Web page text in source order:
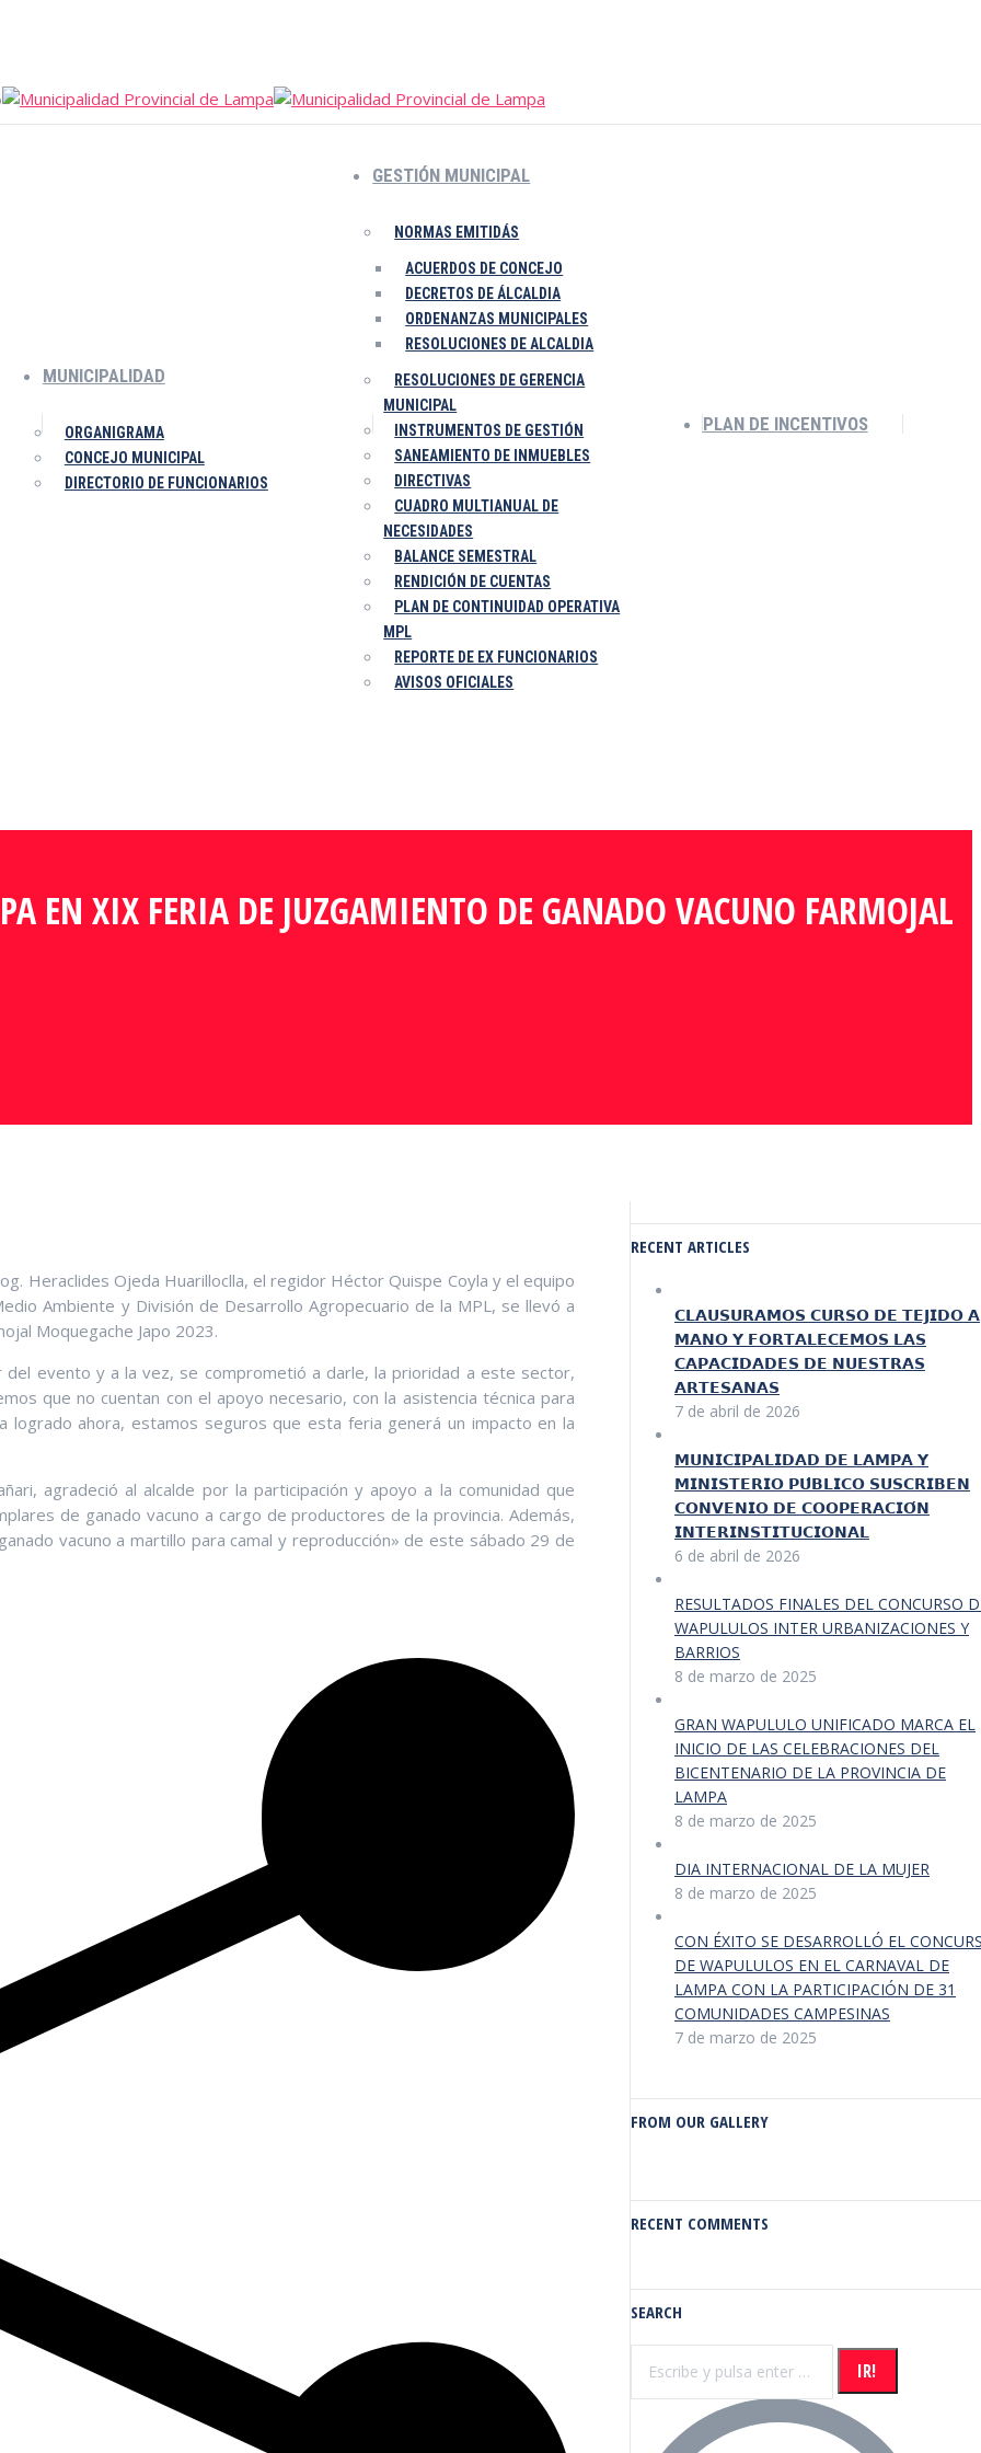
MUNICIPALIDAD
ORGANIGRAMA
CONCEJO MUNICIPAL
DIRECTORIO DE FUNCIONARIOS
GESTIÓN MUNICIPAL
NORMAS EMITIDÁS
ACUERDOS DE CONCEJO
DECRETOS DE ÁLCALDIA
ORDENANZAS MUNICIPALES
RESOLUCIONES DE ALCALDIA
RESOLUCIONES DE GERENCIA
MUNICIPAL
INSTRUMENTOS DE GESTIÓN
SANEAMIENTO DE INMUEBLES
DIRECTIVAS
CUADRO MULTIANUAL DE
NECESIDADES
BALANCE SEMESTRAL
RENDICIÓN DE CUENTAS
PLAN DE CONTINUIDAD OPERATIVA
MPL
REPORTE DE EX FUNCIONARIOS
AVISOS OFICIALES
PLAN DE INCENTIVOS
EN XIX FERIA DE JUZGAMIENTO DE GANADO VACUNO FARMOJAL
Heraclides Ojeda Huarilloclla, el regidor Héctor Quispe Coyla y el equipo
Ambiente y División de Desarrollo Agropecuario de la MPL, se llevó a
Moquegache Japo 2023.
evento y a la vez, se comprometió a darle, la prioridad a este sector,
que no cuentan con el apoyo necesario, con la asistencia técnica para
ahora, estamos seguros que esta feria generá un impacto en la
agradeció al alcalde por la participación y apoyo a la comunidad que
de ganado vacuno a cargo de productores de la provincia. Además,
vacuno a martillo para camal y reproducción» de este sábado 29 de
RECENT ARTICLES
𝗖𝗟𝗔𝗨𝗦𝗨𝗥𝗔𝗠𝗢𝗦 𝗖𝗨𝗥𝗦𝗢 𝗗𝗘 𝗧𝗘𝗝𝗜𝗗𝗢 𝗔
𝗠𝗔𝗡𝗢 𝗬 𝗙𝗢𝗥𝗧𝗔𝗟𝗘𝗖𝗘𝗠𝗢𝗦 𝗟𝗔𝗦
𝗖𝗔𝗣𝗔𝗖𝗜𝗗𝗔𝗗𝗘𝗦 𝗗𝗘 𝗡𝗨𝗘𝗦𝗧𝗥𝗔𝗦
𝗔𝗥𝗧𝗘𝗦𝗔𝗡𝗔𝗦
7 de abril de 2026
𝗠𝗨𝗡𝗜𝗖𝗜𝗣𝗔𝗟𝗜𝗗𝗔𝗗 𝗗𝗘 𝗟𝗔𝗠𝗣𝗔 𝗬
𝗠𝗜𝗡𝗜𝗦𝗧𝗘𝗥𝗜𝗢 𝗣𝗨́𝗕𝗟𝗜𝗖𝗢 𝗦𝗨𝗦𝗖𝗥𝗜𝗕𝗘𝗡
𝗖𝗢𝗡𝗩𝗘𝗡𝗜𝗢 𝗗𝗘 𝗖𝗢𝗢𝗣𝗘𝗥𝗔𝗖𝗜𝗢́𝗡
𝗜𝗡𝗧𝗘𝗥𝗜𝗡𝗦𝗧𝗜𝗧𝗨𝗖𝗜𝗢𝗡𝗔𝗟
6 de abril de 2026
RESULTADOS FINALES DEL CONCURSO
WAPULULOS INTER URBANIZACIONES Y
BARRIOS
8 de marzo de 2025
GRAN WAPULULO UNIFICADO MARCA EL
INICIO DE LAS CELEBRACIONES DEL
BICENTENARIO DE LA PROVINCIA DE
LAMPA
8 de marzo de 2025
DIA INTERNACIONAL DE LA MUJER
8 de marzo de 2025
CON ÉXITO SE DESARROLLÓ EL
DE WAPULULOS EN EL CARNAVAL DE
LAMPA CON LA PARTICIPACIÓN DE 31
COMUNIDADES CAMPESINAS
7 de marzo de 2025
FROM OUR GALLERY
RECENT COMMENTS
SEARCH